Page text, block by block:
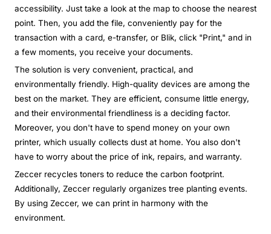
accessibility. Just take a look at the map to choose the nearest
point. Then, you add the file, conveniently pay for the
transaction with a card, e-transfer, or Blik, click "Print," and in
a few moments, you receive your documents.
The solution is very convenient, practical, and
environmentally friendly. High-quality devices are among the
best on the market. They are efficient, consume little energy,
and their environmental friendliness is a deciding factor.
Moreover, you don't have to spend money on your own
printer, which usually collects dust at home. You also don't
have to worry about the price of ink, repairs, and warranty.
Zeccer recycles toners to reduce the carbon footprint.
Additionally, Zeccer regularly organizes tree planting events.
By using Zeccer, we can print in harmony with the
environment.